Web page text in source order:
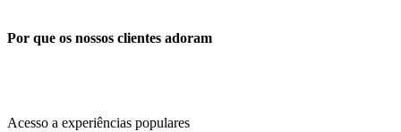
Por que os nossos clientes adoram
Acesso a experiências populares